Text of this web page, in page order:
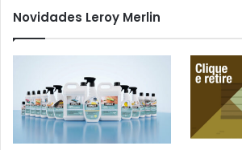
Novidades Leroy Merlin